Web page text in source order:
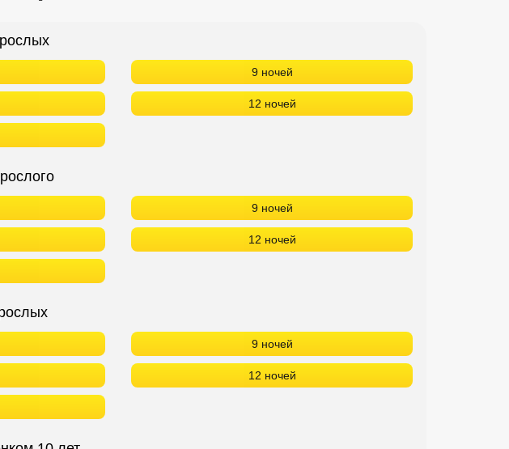
9 ночей
12 ночей
9 ночей
12 ночей
9 ночей
12 ночей